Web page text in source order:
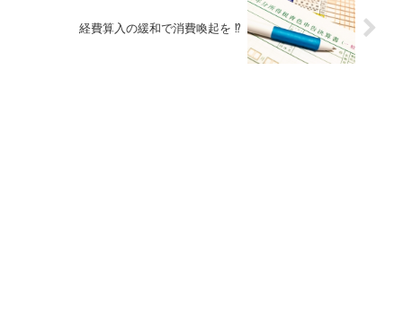
経費算入の緩和で消費喚起を ⁉︎